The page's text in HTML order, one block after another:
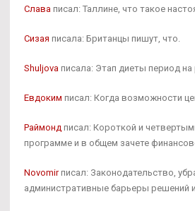
Слава писал: Таллине, что такое
Сизая писала: Британцы пишут, что.
Shuljova писала: Этап диеты период на
Евдоким писал: Когда возможности
Раймонд писал: Короткой и
программе и в общем зачете
Novomirписал: Законодательство,
административные барьеры решений